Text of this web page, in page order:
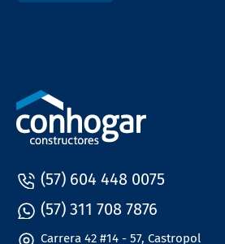
(57) 604 448 0075
(57) 311 708 7876
Carrera 42 #14 - 57, Castropol